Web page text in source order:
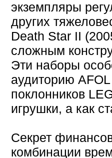
экземпляры
других
Death Star II
сложным
Эти наборы
аудиторию
поклонников
игрушки, а как
Секрет
комбинации